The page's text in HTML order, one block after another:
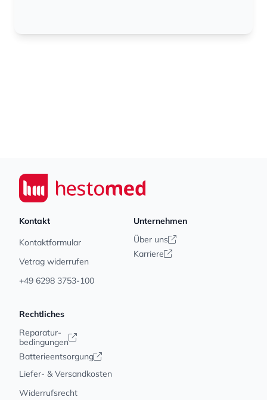
Seiwert GmbH
Kontakt
Kontaktformular
Vetrag widerrufen
+49 6298 3753-100
Unternehmen
Über uns
Karriere
Rechtliches
Reparatur-
bedingungen
Batterieentsorgung
Liefer- & Versandkosten
Widerrufsrecht